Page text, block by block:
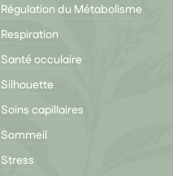
Régulation du Métabolisme
Respiration
Santé occulaire
Silhouette
Soins capillaires
Sommeil
Stress